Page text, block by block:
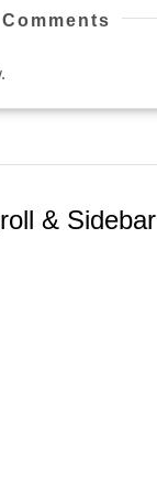
& Sidebar